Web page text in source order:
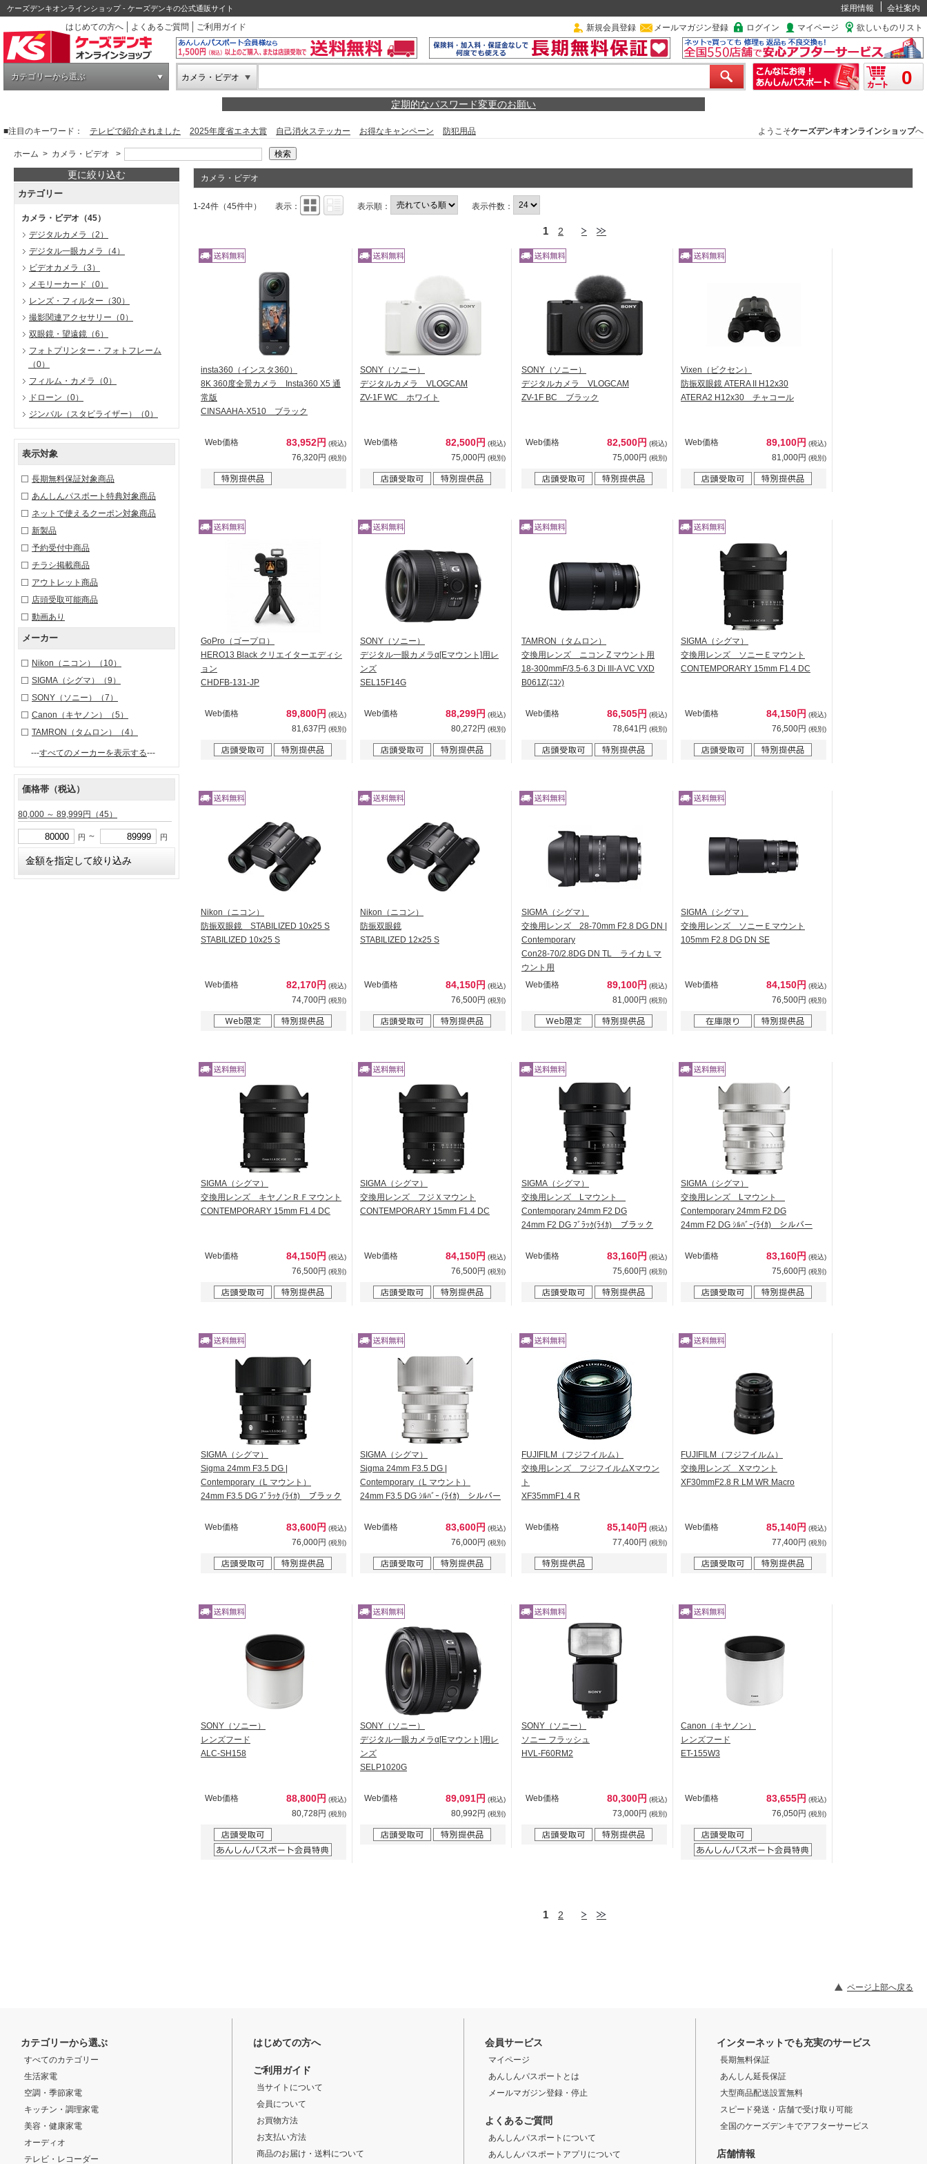
ケーズデンキオンラインショップ - ケーズデンキの公式通販サイト 採用情報
会社案内
はじめての方へ
よくあるご質問 ご利用ガイド 新規会員登録 メールマガジン登録 ログイン マイページ 欲しいものリスト
カテゴリーから選ぶ カメラ・ビデオ 0
定期的なパスワード変更のお願い
■注目のキーワード： テレビで紹介されました 2025年度省エネ大賞 自己消火ステッカー お得なキャンペーン 防犯用品 ようこそケーズデンキオンラインショップへ
ホーム > カメラ・ビデオ >
更に絞り込む
カテゴリー
カメラ・ビデオ （45）
デジタルカメラ
（2）
デジタル一眼カメラ
（4）
ビデオカメラ
（3）
メモリーカード （0）
レンズ・フィルター （30）
撮影関連アクセサリー （0）
双眼鏡・望遠鏡 （6）
フォトプリンター・フォトフレーム
（0）
フィルム・カメラ
（0）
ドローン （0）
ジンバル（スタビライザー）
（0）
表示対象
長期無料保証対象商品
あんしんパスポート特典対象商品
ネットで使えるクーポン対象商品
新製品
予約受付中商品
チラシ掲載商品
アウトレット商品
店頭受取可能商品
動画あり
メーカー
Nikon（ニコン）
（10）
SIGMA（シグマ）
（9）
SONY（ソニー）
（7）
Canon（キヤノン）
（5）
TAMRON（タムロン）
（4）
---すべてのメーカーを表示する---
価格帯（税込）
80,000 ～ 89,999円 （45）
円 ～ 円
カメラ・ビデオ
1-24件（45件中） 表示： 表示順： 表示件数：
1 2
insta360（インスタ360）
8K 360度全景カメラ Insta360 X5 通
常版
CINSAAHA-X510 ブラック
Web価格 83,952円 (税込)
76,320円 (税別)
SONY（ソニー）
デジタルカメラ VLOGCAM
ZV-1F WC ホワイト
Web価格 82,500円 (税込)
75,000円 (税別)
SONY（ソニー）
デジタルカメラ VLOGCAM
ZV-1F BC ブラック
Web価格 82,500円 (税込)
75,000円 (税別)
Vixen（ビクセン）
防振双眼鏡 ATERA II H12x30
ATERA2 H12x30 チャコール
Web価格 89,100円 (税込)
81,000円 (税別)
GoPro（ゴープロ）
HERO13 Black クリエイターエディシ
ョン
CHDFB-131-JP
Web価格 89,800円 (税込)
81,637円 (税別)
SONY（ソニー）
デジタル一眼カメラα[Eマウント]用レ
ンズ
SEL15F14G
Web価格 88,299円 (税込)
80,272円 (税別)
TAMRON（タムロン）
交換用レンズ ニコン Z マウント用
18-300mmF/3.5-6.3 Di III-A VC VXD
B061Z(ﾆｺﾝ)
Web価格 86,505円 (税込)
78,641円 (税別)
SIGMA（シグマ）
交換用レンズ ソニーＥマウント
CONTEMPORARY 15mm F1.4 DC
Web価格 84,150円 (税込)
76,500円 (税別)
Nikon（ニコン）
防振双眼鏡 STABILIZED 10x25 S
STABILIZED 10x25 S
Web価格 82,170円 (税込)
74,700円 (税別)
Nikon（ニコン）
防振双眼鏡
STABILIZED 12x25 S
Web価格 84,150円 (税込)
76,500円 (税別)
SIGMA（シグマ）
交換用レンズ 28-70mm F2.8 DG DN |
Contemporary
Con28-70/2.8DG DN TL ライカＬマ
ウント用
Web価格
89,100円 (税込)
81,000円 (税別)
SIGMA（シグマ）
交換用レンズ ソニーＥマウント
105mm F2.8 DG DN SE
Web価格 84,150円 (税込)
76,500円 (税別)
SIGMA（シグマ）
交換用レンズ キヤノンＲＦマウント
CONTEMPORARY 15mm F1.4 DC
Web価格 84,150円 (税込)
76,500円 (税別)
SIGMA（シグマ）
交換用レンズ フジＸマウント
CONTEMPORARY 15mm F1.4 DC
Web価格 84,150円 (税込)
76,500円 (税別)
SIGMA（シグマ）
交換用レンズ Lマウント
Contemporary 24mm F2 DG
24mm F2 DG ﾌﾞﾗｯｸ(ﾗｲｶ) ブラック
Web価格 83,160円 (税込)
75,600円 (税別)
SIGMA（シグマ）
交換用レンズ Lマウント
Contemporary 24mm F2 DG
24mm F2 DG ｼﾙﾊﾞｰ(ﾗｲｶ) シルバー
Web価格 83,160円 (税込)
75,600円 (税別)
SIGMA（シグマ）
Sigma 24mm F3.5 DG |
Contemporary（L マウント）
24mm F3.5 DG ﾌﾞﾗｯｸ (ﾗｲｶ) ブラック
Web価格 83,600円 (税込)
76,000円 (税別)
SIGMA（シグマ）
Sigma 24mm F3.5 DG |
Contemporary（L マウント）
24mm F3.5 DG ｼﾙﾊﾞｰ (ﾗｲｶ) シルバー
Web価格 83,600円 (税込)
76,000円 (税別)
FUJIFILM（フジフイルム）
交換用レンズ フジフイルムXマウン
ト
XF35mmF1.4 R
Web価格 85,140円 (税込)
77,400円 (税別)
FUJIFILM（フジフイルム）
交換用レンズ Xマウント
XF30mmF2.8 R LM WR Macro
Web価格 85,140円 (税込)
77,400円 (税別)
SONY（ソニー）
レンズフード
ALC-SH158
Web価格 88,800円 (税込)
80,728円 (税別)
SONY（ソニー）
デジタル一眼カメラα[Eマウント]用レ
ンズ
SELP1020G
Web価格 89,091円 (税込)
80,992円 (税別)
SONY（ソニー）
ソニー フラッシュ
HVL-F60RM2
Web価格 80,300円 (税込)
73,000円 (税別)
Canon（キヤノン）
レンズフード
ET-155W3
Web価格 83,655円 (税込)
76,050円 (税別)
1 2
ページ上部へ戻る
カテゴリーから選ぶ
すべてのカテゴリー
生活家電
空調・季節家電
キッチン・調理家電
美容・健康家電
オーディオ
テレビ・レコーダー
はじめての方へ
ご利用ガイド
当サイトについて
会員について
お買物方法
お支払い方法
商品のお届け・送料について
会員サービス
マイページ
あんしんパスポートとは
メールマガジン登録・停止
よくあるご質問
あんしんパスポートについて
あんしんパスポートアプリについて
インターネットでも充実のサービス
長期無料保証
あんしん延長保証
大型商品配送設置無料
スピード発送・店舗で受け取り可能
全国のケーズデンキでアフターサービス
店舗情報